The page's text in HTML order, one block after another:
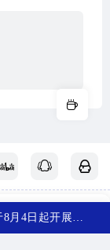
投稿
赞赏支持 反馈投稿
2026-8-3 重要通知：因业务调整，本站预计于8月4日起开展新备案，届时，网站首页将访问不了，您可以收藏任意一个页面，访问网站！~